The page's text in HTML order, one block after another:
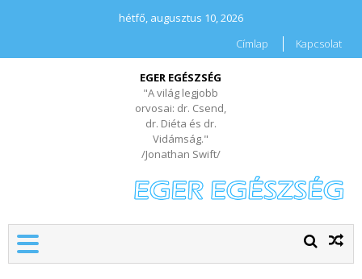
hétfő, augusztus 10, 2026
Címlap
Kapcsolat
EGER EGÉSZSÉG
"A világ legjobb
orvosai: dr. Csend,
dr. Diéta és dr.
Vidámság."
/Jonathan Swift/